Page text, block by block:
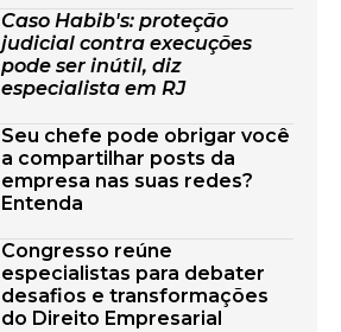
Caso Habib's: proteção
judicial contra execuções
pode ser inútil, diz
especialista em RJ
Seu chefe pode obrigar você
a compartilhar posts da
empresa nas suas redes?
Entenda
Congresso reúne
especialistas para debater
desafios e transformações
do Direito Empresarial